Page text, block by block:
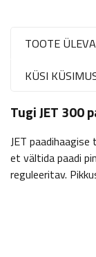
TOOTE
KÜSI
Tugi JET 300
JET
et vältida paadi
reguleeritav.